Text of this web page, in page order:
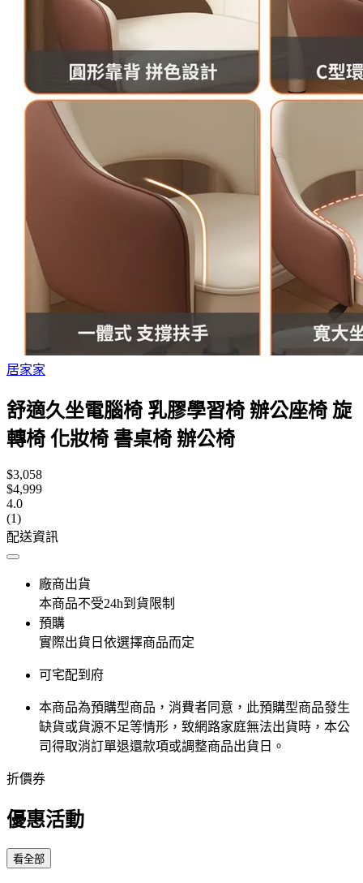
居家家
舒適久坐電腦椅 乳膠學習椅 辦公座椅 旋
轉椅 化妝椅 書桌椅 辦公椅
$3,058
$4,999
4.0
(1)
配送資訊
廠商出貨
本商品不受24h到貨限制
預購
實際出貨日依選擇商品而定
可宅配到府
本商品為預購型商品，消費者同意，此預購型商品發生
缺貨或貨源不足等情形，​致網路家庭無法出貨時，本公
司得取消訂單退還款項或調整商品出貨日。
折價券
優惠活動
看全部